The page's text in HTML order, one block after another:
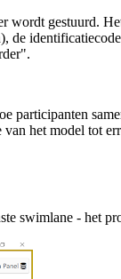
wordt gestuurd.
de
participanten
het model tot
swimlane - het